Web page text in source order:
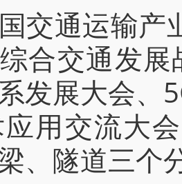
通运输产业
合交通发
发展大会、
用交流大
、隧道三个